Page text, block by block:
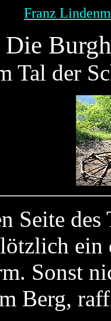
Franz
Die
Tal der
Seite des
ein
Sonst
Berg,